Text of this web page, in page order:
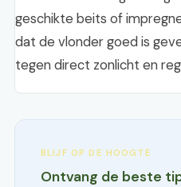
geschikte beits of
dat de vlonder goed is
tegen direct zonlicht en
BLIJF OP DE HOOGTE
Ontvang de beste